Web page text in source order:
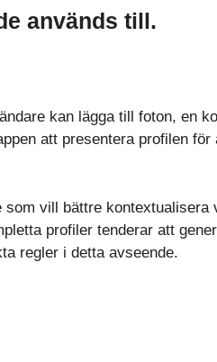
används till.
kan lägga till foton, en
att presentera profilen för
vill bättre kontextualisera
profiler tenderar att
regler i detta avseende.